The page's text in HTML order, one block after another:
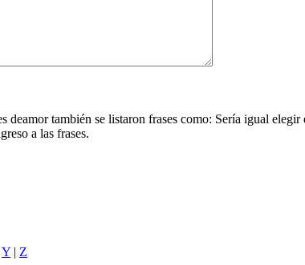
también se listaron frases como: Sería igual
a las frases.
Y | Z